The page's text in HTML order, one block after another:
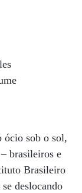
ócio sob o sol,
brasileiros e
Brasileiro
deslocando